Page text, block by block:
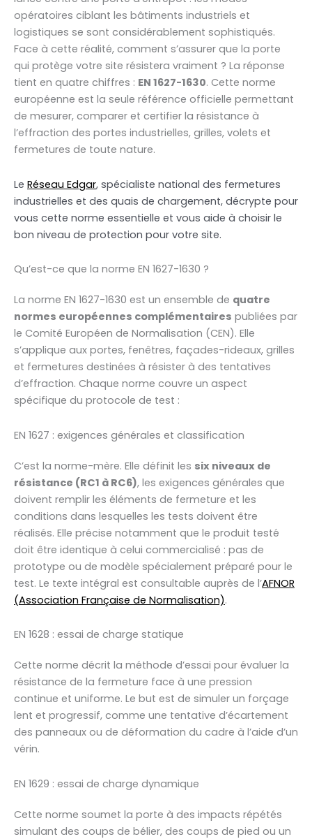
opératoires ciblant les bâtiments industriels et
logistiques se sont considérablement sophistiqués.
Face à cette réalité, comment s’assurer que la porte
qui protège votre site résistera vraiment ? La réponse
tient en quatre chiffres : EN 1627-1630. Cette norme
européenne est la seule référence officielle permettant
de mesurer, comparer et certifier la résistance à
l’effraction des portes industrielles, grilles, volets et
fermetures de toute nature.
Le Réseau Edgar, spécialiste national des fermetures
industrielles et des quais de chargement, décrypte pour
vous cette norme essentielle et vous aide à choisir le
bon niveau de protection pour votre site.
Qu’est-ce que la norme EN 1627-1630 ?
La norme EN 1627-1630 est un ensemble de quatre
normes européennes complémentaires publiées par
le Comité Européen de Normalisation (CEN). Elle
s’applique aux portes, fenêtres, façades-rideaux, grilles
et fermetures destinées à résister à des tentatives
d’effraction. Chaque norme couvre un aspect
spécifique du protocole de test :
EN 1627 : exigences générales et classification
C’est la norme-mère. Elle définit les six niveaux de
résistance (RC1 à RC6), les exigences générales que
doivent remplir les éléments de fermeture et les
conditions dans lesquelles les tests doivent être
réalisés. Elle précise notamment que le produit testé
doit être identique à celui commercialisé : pas de
prototype ou de modèle spécialement préparé pour le
test. Le texte intégral est consultable auprès de l’AFNOR
(Association Française de Normalisation).
EN 1628 : essai de charge statique
Cette norme décrit la méthode d’essai pour évaluer la
résistance de la fermeture face à une pression
continue et uniforme. Le but est de simuler un forçage
lent et progressif, comme une tentative d’écartement
des panneaux ou de déformation du cadre à l’aide d’un
vérin.
EN 1629 : essai de charge dynamique
Cette norme soumet la porte à des impacts répétés
simulant des coups de bélier, des coups de pied ou un